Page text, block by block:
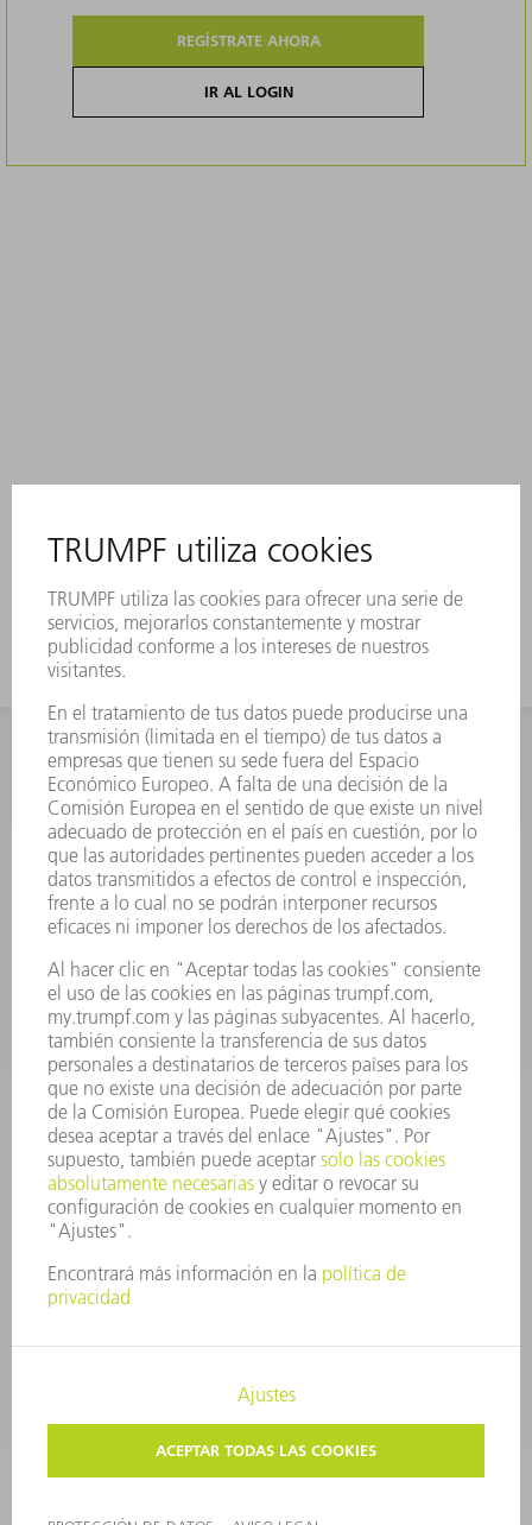
REGÍSTRATE AHORA
IR AL LOGIN
INFORMACIÓN
Preguntas más frecuentes
Condiciones generales de venta
CONTACTO
Departamento de Repuestos
+34 91 657 36 70
Viernes de 8h – 17h
repuestos@es.trumpf.com
CONTACTO
Departamento de Utillaje
+34 91 657 36 69
Lunes a Jueves de 8h – 18h
Viernes de 8h – 17h
utillaje@trumpf.com
AVISO LEGAL
PROTECCIÓN DE DATOS
COPYRIGHT Y MARCA REGISTRADA
CONDICIONES DE USO